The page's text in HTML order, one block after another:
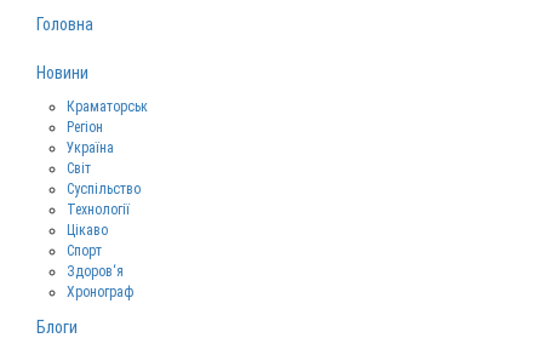
Головна
Новини
Краматорськ
Регіон
Україна
Світ
Суспільство
Технології
Цікаво
Спорт
Здоров‘я
Хронограф
Блоги